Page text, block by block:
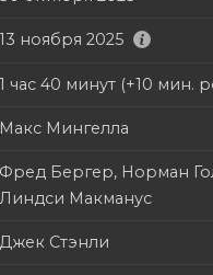
13 ноября 2025
1 час 40 минут (+10 мин.
Макс Мингелла
Фред Бергер, Норман
Линдси Макманус
Джек Стэнли